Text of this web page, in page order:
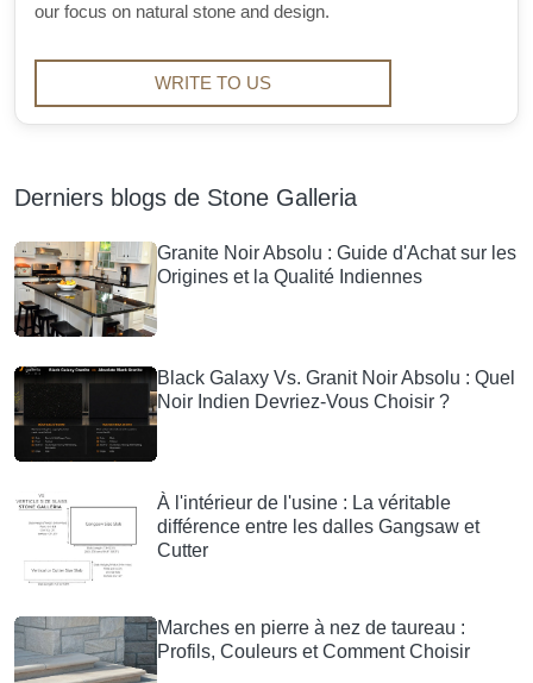
our focus on natural stone and design.
WRITE TO US
Derniers blogs de Stone Galleria
Granite Noir Absolu : Guide d'Achat sur les
Origines et la Qualité Indiennes
Black Galaxy Vs. Granit Noir Absolu : Quel
Noir Indien Devriez-Vous Choisir ?
À l'intérieur de l'usine : La véritable
différence entre les dalles Gangsaw et
Cutter
Marches en pierre à nez de taureau :
Profils, Couleurs et Comment Choisir